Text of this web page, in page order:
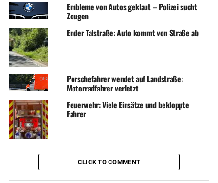
Embleme von Autos geklaut – Polizei sucht
Zeugen
Ender Talstraße: Auto kommt von Straße ab
Porschefahrer wendet auf Landstraße:
Motorradfahrer verletzt
Feuerwehr: Viele Einsätze und bekloppte
Fahrer
CLICK TO COMMENT